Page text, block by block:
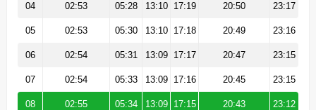
04 02:53 05:28 13:10 17:19 20:50 23:17
05 02:53 05:30 13:10 17:18 20:49 23:16
06 02:54 05:31 13:09 17:17 20:47 23:15
07 02:54 05:33 13:09 17:16 20:45 23:15
08 02:55 05:34 13:09 17:15 20:43 23:12